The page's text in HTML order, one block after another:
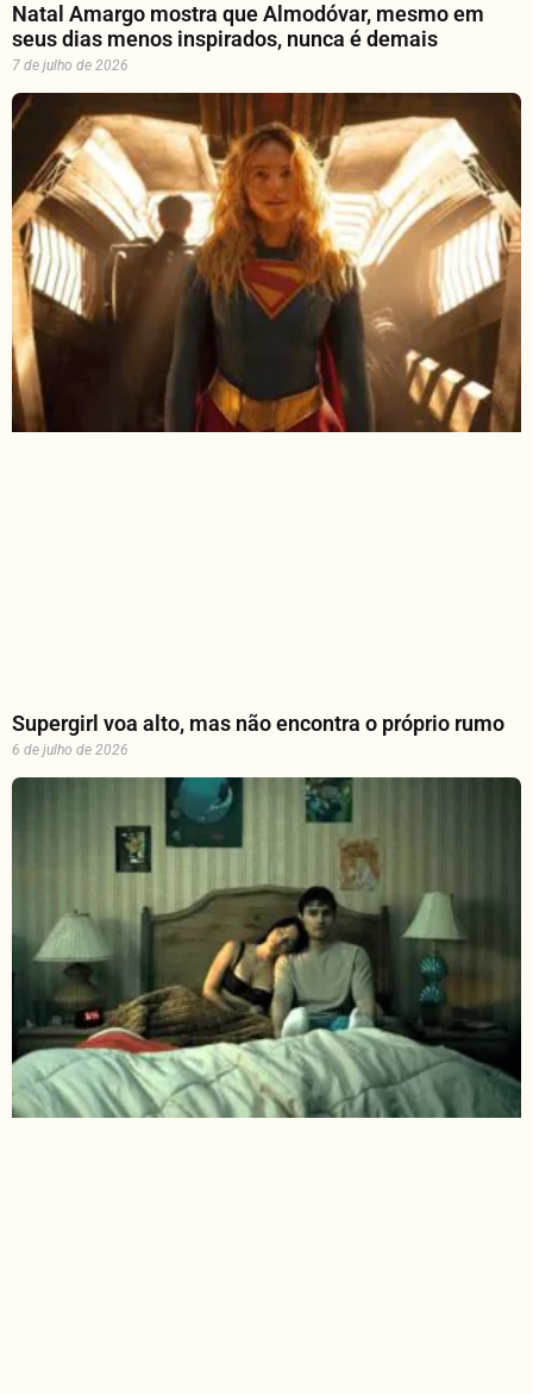
Natal Amargo mostra que Almodóvar, mesmo em
seus dias menos inspirados, nunca é demais
7 de julho de 2026
Supergirl voa alto, mas não encontra o próprio rumo
6 de julho de 2026